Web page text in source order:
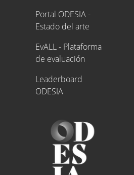
Portal ODESIA -
Estado del arte
EvALL - Plataforma
de evaluación
Leaderboard
ODESIA